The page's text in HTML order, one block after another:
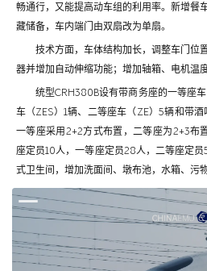
畅通行，又能提高动车组的利用率。新增餐
藏储备，车内端门由双扇改为单扇。
技术方面，车体结构加长，调整车门位
器并增加自动伸缩功能；增加轴箱、电机温
统型CRH380B设有带商务座的一等座
车（ZES）1辆、二等座车（ZE）5辆和带
一等座采用2+2方式布置，二等座为2+3布
座定员10人，一等座定员28人，二等座定
式卫生间，增加洗面间、墩布池，水箱、污